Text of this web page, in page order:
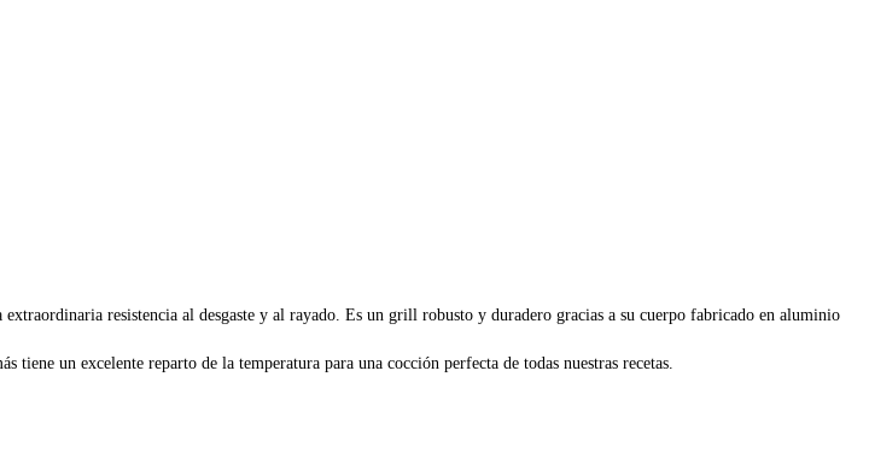
resistencia al desgaste y al rayado. Es un grill robusto y duradero gracias a su cuerpo fabricado en aluminio
un excelente reparto de la temperatura para una cocción perfecta de todas nuestras recetas.